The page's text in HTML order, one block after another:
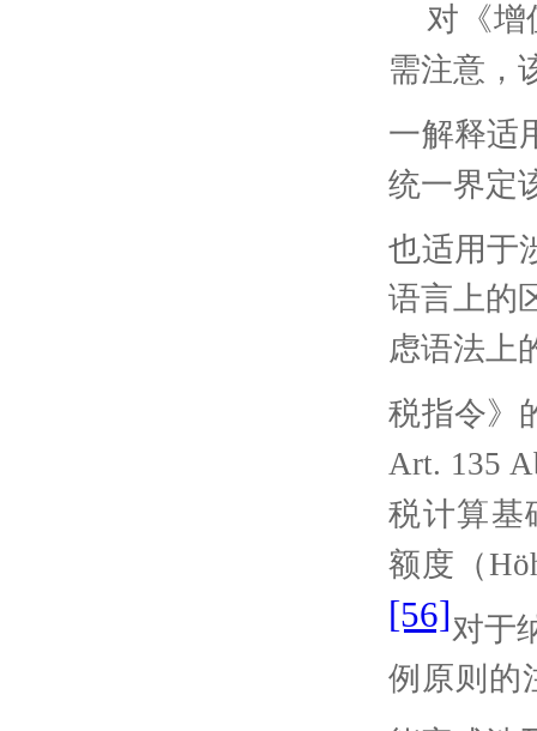
对《增
需注意，
一解释适
统一界定
也适用于
语言上的
虑语法上
税指令》
Art. 135
税计算基
额度（
[56]对于
例原则的